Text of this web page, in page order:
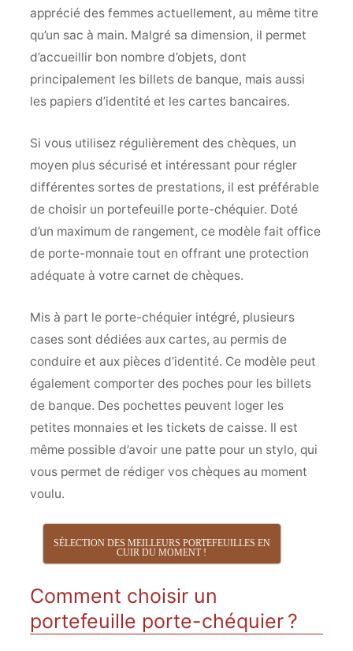
apprécié des femmes actuellement, au même titre
qu’un sac à main. Malgré sa dimension, il permet
d’accueillir bon nombre d’objets, dont
principalement les billets de banque, mais aussi
les papiers d’identité et les cartes bancaires.
Si vous utilisez régulièrement des chèques, un
moyen plus sécurisé et intéressant pour régler
différentes sortes de prestations, il est préférable
de choisir un portefeuille porte-chéquier. Doté
d’un maximum de rangement, ce modèle fait office
de porte-monnaie tout en offrant une protection
adéquate à votre carnet de chèques.
Mis à part le porte-chéquier intégré, plusieurs
cases sont dédiées aux cartes, au permis de
conduire et aux pièces d’identité. Ce modèle peut
également comporter des poches pour les billets
de banque. Des pochettes peuvent loger les
petites monnaies et les tickets de caisse. Il est
même possible d’avoir une patte pour un stylo, qui
vous permet de rédiger vos chèques au moment
voulu.
SÉLECTION DES MEILLEURS PORTEFEUILLES EN
CUIR DU MOMENT !
Comment choisir un
portefeuille porte-chéquier ?